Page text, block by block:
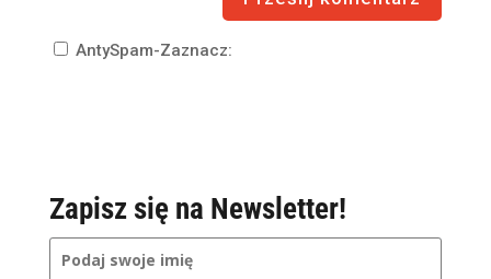
AntySpam-Zaznacz:
Zapisz się na Newsletter!